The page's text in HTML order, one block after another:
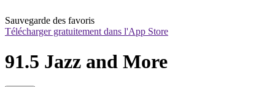
Sauvegarde des favoris
Télécharger gratuitement dans l'App Store
91.5 Jazz and More